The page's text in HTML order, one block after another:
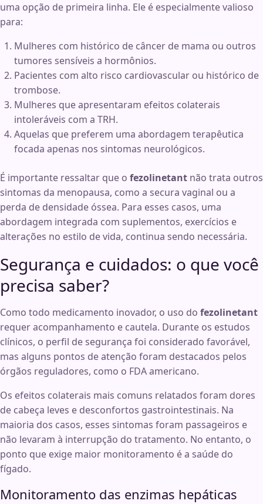
uma opção de primeira linha. Ele é especialmente valioso
para:
Mulheres com histórico de câncer de mama ou outros
tumores sensíveis a hormônios.
Pacientes com alto risco cardiovascular ou histórico de
trombose.
Mulheres que apresentaram efeitos colaterais
intoleráveis com a TRH.
Aquelas que preferem uma abordagem terapêutica
focada apenas nos sintomas neurológicos.
É importante ressaltar que o fezolinetant não trata outros
sintomas da menopausa, como a secura vaginal ou a
perda de densidade óssea. Para esses casos, uma
abordagem integrada com suplementos, exercícios e
alterações no estilo de vida, continua sendo necessária.
Segurança e cuidados: o que você
precisa saber?
Como todo medicamento inovador, o uso do fezolinetant
requer acompanhamento e cautela. Durante os estudos
clínicos, o perfil de segurança foi considerado favorável,
mas alguns pontos de atenção foram destacados pelos
órgãos reguladores, como o FDA americano.
Os efeitos colaterais mais comuns relatados foram dores
de cabeça leves e desconfortos gastrointestinais. Na
maioria dos casos, esses sintomas foram passageiros e
não levaram à interrupção do tratamento. No entanto, o
ponto que exige maior monitoramento é a saúde do
fígado.
Monitoramento das enzimas hepáticas